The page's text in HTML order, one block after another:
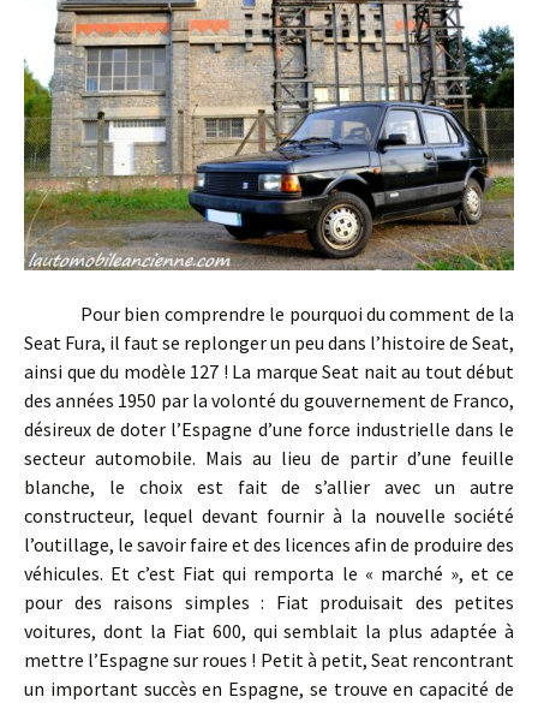
Pour bien comprendre le pourquoi du comment de la
Seat Fura, il faut se replonger un peu dans l’histoire de Seat,
ainsi que du modèle 127 ! La marque Seat nait au tout début
des années 1950 par la volonté du gouvernement de Franco,
désireux de doter l’Espagne d’une force industrielle dans le
secteur automobile. Mais au lieu de partir d’une feuille
blanche, le choix est fait de s’allier avec un autre
constructeur, lequel devant fournir à la nouvelle société
l’outillage, le savoir faire et des licences afin de produire des
véhicules. Et c’est Fiat qui remporta le « marché », et ce
pour des raisons simples : Fiat produisait des petites
voitures, dont la Fiat 600, qui semblait la plus adaptée à
mettre l’Espagne sur roues ! Petit à petit, Seat rencontrant
un important succès en Espagne, se trouve en capacité de